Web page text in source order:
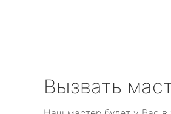
Вызвать